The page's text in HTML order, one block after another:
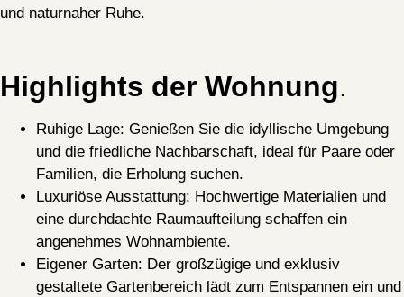
und naturnaher Ruhe.
Highlights der Wohnung.
Ruhige Lage: Genießen Sie die idyllische Umgebung
und die friedliche Nachbarschaft, ideal für Paare oder
Familien, die Erholung suchen.
Luxuriöse Ausstattung: Hochwertige Materialien und
eine durchdachte Raumaufteilung schaffen ein
angenehmes Wohnambiente.
Eigener Garten: Der großzügige und exklusiv
gestaltete Gartenbereich lädt zum Entspannen ein und